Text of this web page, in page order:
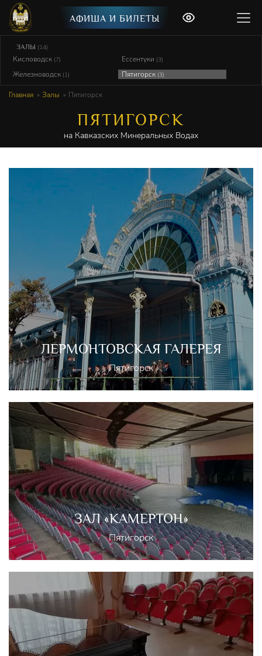
АФИША И БИЛЕТЫ
ЗАЛЫ (14)
Кисловодск (7) Ессентуки (3)
Железноводск (1) Пятигорск (3)
Главная Залы Пятигорск
ПЯТИГОРСК
на Кавказских Минеральных Водах
ЛЕРМОНТОВСКАЯ ГАЛЕРЕЯ
Пятигорск
ЗАЛ «КАМЕРТОН»
Пятигорск